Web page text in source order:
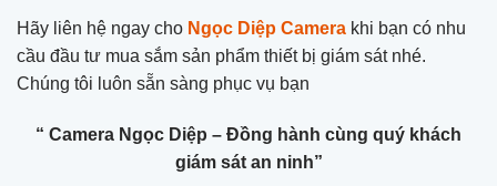
Hãy liên hệ ngay cho Ngọc Diệp Camera khi bạn có nhu
cầu đầu tư mua sắm sản phẩm thiết bị giám sát nhé.
Chúng tôi luôn sẵn sàng phục vụ bạn
“ Camera Ngọc Diệp – Đồng hành cùng quý khách
giám sát an ninh”